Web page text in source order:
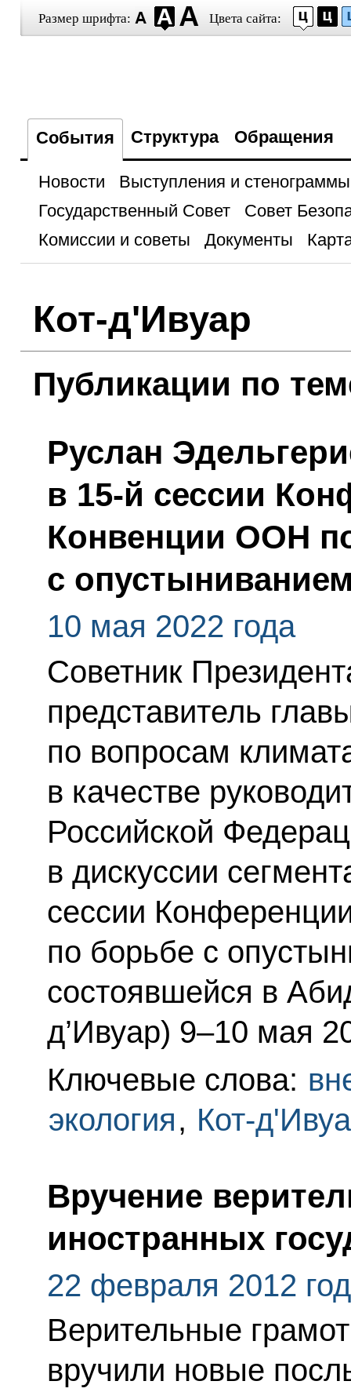
Размер шрифта: Цвета сайта:
События Структура Обращения
Новости
Выступления и стенограммы
Государственный Совет
Совет
Комиссии и советы
Документы
Кот-д'Ивуар
Публикации по
Руслан
в 15-й сессии
Конвенции ООН
с
10 мая 2022 года
Советник
представитель
по вопросам
в качестве
Российской
в дискуссии
сессии
по борьбе с
состоявшейся в
д’Ивуар) 9–10 мая
Ключевые слова:
экология, Кот-
Вручение
иностранных
22 февраля 2012
Верительные
вручили новые